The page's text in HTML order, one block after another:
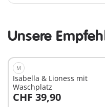
Unsere
M
Isabella & Lioness mit
Waschplatz
CHF 39,90
In den Warenkorb